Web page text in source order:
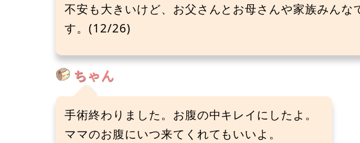
不安も大きいけど、お父さんとお母さんや家族みんな
す。(12/26)
ちゃん
手術終わりました。お腹の中キレイにしたよ。
ママのお腹にいつ来てくれてもいいよ。